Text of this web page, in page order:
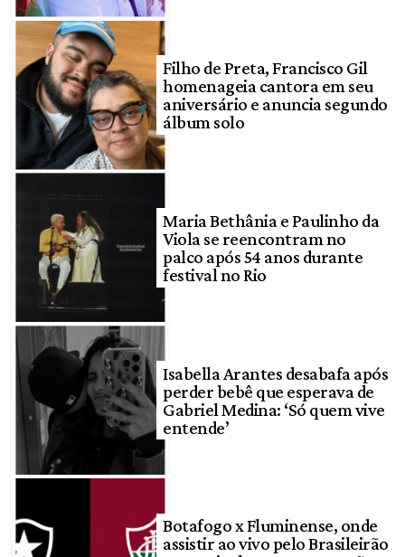
Filho de Preta, Francisco Gil
homenageia cantora em seu
aniversário e anuncia segundo
álbum solo
Maria Bethânia e Paulinho da
Viola se reencontram no
palco após 54 anos durante
festival no Rio
Isabella Arantes desabafa após
perder bebê que esperava de
Gabriel Medina: ‘Só quem vive
entende’
Botafogo x Fluminense, onde
assistir ao vivo pelo Brasileirão